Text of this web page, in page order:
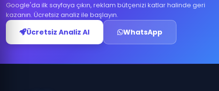
Google'da ilk sayfaya çıkın, reklam bütçenizi katlar halinde geri
kazanın. Ücretsiz analiz ile başlayın.
Ücretsiz Analiz Al WhatsApp